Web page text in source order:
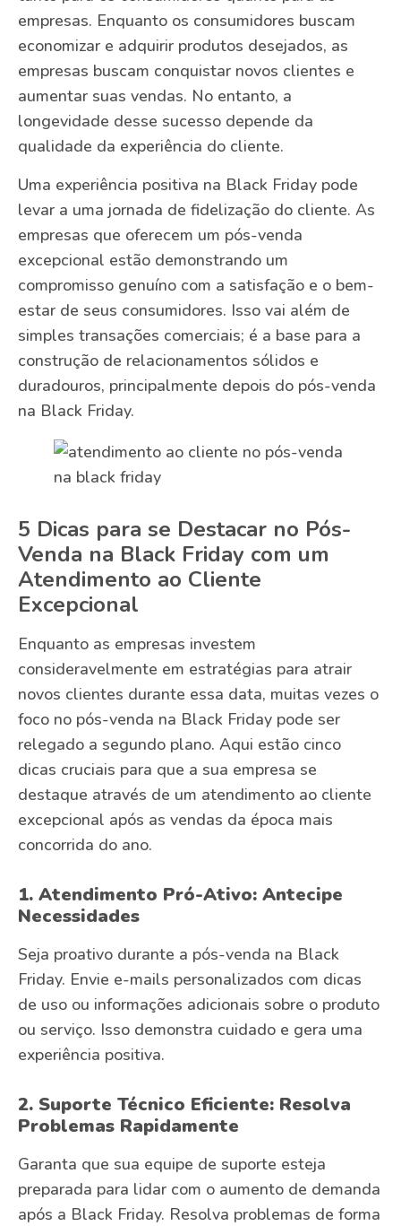
empresas. Enquanto os consumidores buscam
economizar e adquirir produtos desejados, as
empresas buscam conquistar novos clientes e
aumentar suas vendas. No entanto, a
longevidade desse sucesso depende da
qualidade da experiência do cliente.
Uma experiência positiva na Black Friday pode
levar a uma jornada de fidelização do cliente. As
empresas que oferecem um pós-venda
excepcional estão demonstrando um
compromisso genuíno com a satisfação e o bem-
estar de seus consumidores. Isso vai além de
simples transações comerciais; é a base para a
construção de relacionamentos sólidos e
duradouros, principalmente depois do pós-venda
na Black Friday.
5 Dicas para se Destacar no Pós-
Venda na Black Friday com um
Atendimento ao Cliente
Excepcional
Enquanto as empresas investem
consideravelmente em estratégias para atrair
novos clientes durante essa data, muitas vezes o
foco no pós-venda na Black Friday pode ser
relegado a segundo plano. Aqui estão cinco
dicas cruciais para que a sua empresa se
destaque através de um atendimento ao cliente
excepcional após as vendas da época mais
concorrida do ano.
1. Atendimento Pró-Ativo: Antecipe
Necessidades
Seja proativo durante a pós-venda na Black
Friday. Envie e-mails personalizados com dicas
de uso ou informações adicionais sobre o produto
ou serviço. Isso demonstra cuidado e gera uma
experiência positiva.
2. Suporte Técnico Eficiente: Resolva
Problemas Rapidamente
Garanta que sua equipe de suporte esteja
preparada para lidar com o aumento de demanda
após a Black Friday. Resolva problemas de forma